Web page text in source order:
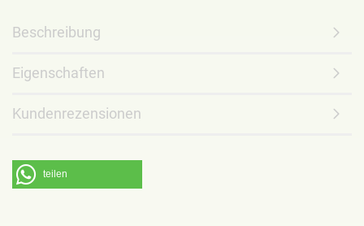
Beschreibung
Eigenschaften
Kundenrezensionen
teilen